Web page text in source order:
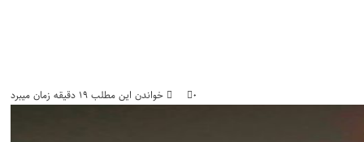
۰ خواندن این مطلب ۱۹ دقیقه زمان میبرد